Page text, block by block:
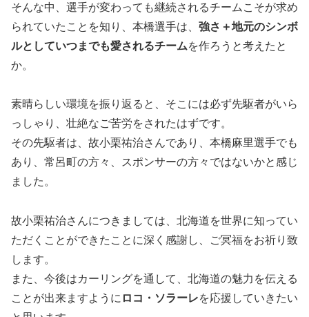
そんな中、選手が変わっても継続されるチームこそが求め
られていたことを知り、本橋選手は、 強さ＋地元のシンボ
ルとしていつまでも愛されるチームを作ろうと考えたと
か。
素晴らしい環境を振り返ると、そこには必ず先駆者がいら
っしゃり、壮絶なご苦労をされたはずです。
その先駆者は、故小栗祐治さんであり、本橋麻里選手でも
あり、常呂町の方々、スポンサーの方々ではないかと感じ
ました。
故小栗祐治さんにつきましては、北海道を世界に知ってい
ただくことができたことに深く感謝し、ご冥福をお祈り致
します。
また、今後はカーリングを通して、北海道の魅力を伝える
ことが出来ますように ロコ・ソラーレを応援していきたい